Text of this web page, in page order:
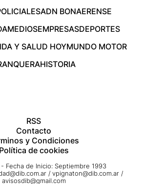
ADN BONAERENSE
MEDIOSEMPRESASDEPORTES
Y SALUD HOYMUNDO MOTOR
HISTORIA
RSS
Contacto
y Condiciones
Política de cookies
Fecha de Inicio: Septiembre 1993
/ vpignaton@dib.com.ar /
avisosdib@gmail.com